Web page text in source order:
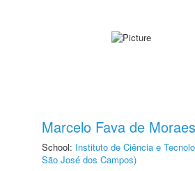
Marcelo Fava de Moraes
School: Instituto de Ciência e
São José dos Campos)